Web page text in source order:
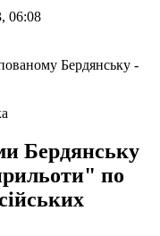
06:08
Бердянську
по